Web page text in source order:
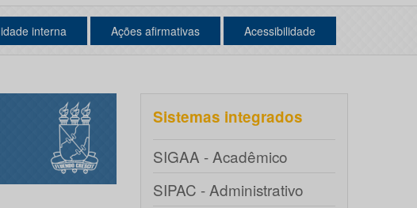
interna Ações afirmativas Acessibilidade
Sistemas integrados
SIGAA - Acadêmico
SIPAC - Administrativo